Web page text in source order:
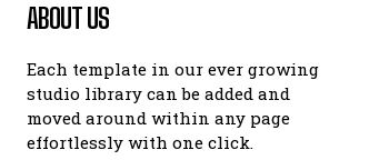
ABOUT US
Each template in our ever growing
studio library can be added and
moved around within any page
effortlessly with one click.